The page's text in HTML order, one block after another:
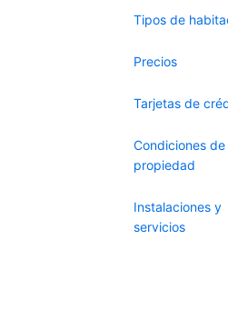
Tipos de
Precios
Tarjetas de
Condiciones de
propiedad
Instalaciones y
servicios